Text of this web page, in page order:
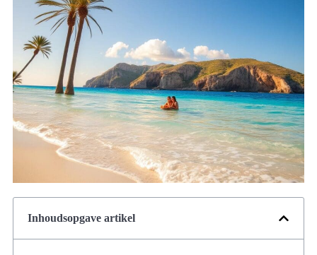
Inhoudsopgave artikel